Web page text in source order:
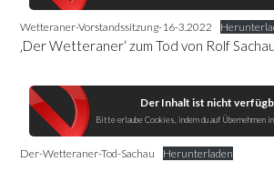
Wetteraner-Vorstandssitzung-16-3.2022
‚Der Wetteraner‘ zum Tod von Rolf Sachau
Der Inhalt ist nicht
Bitte erlaube Cookies, indem du auf Übernehmen
Der-Wetteraner-Tod-Sachau Herunterladen